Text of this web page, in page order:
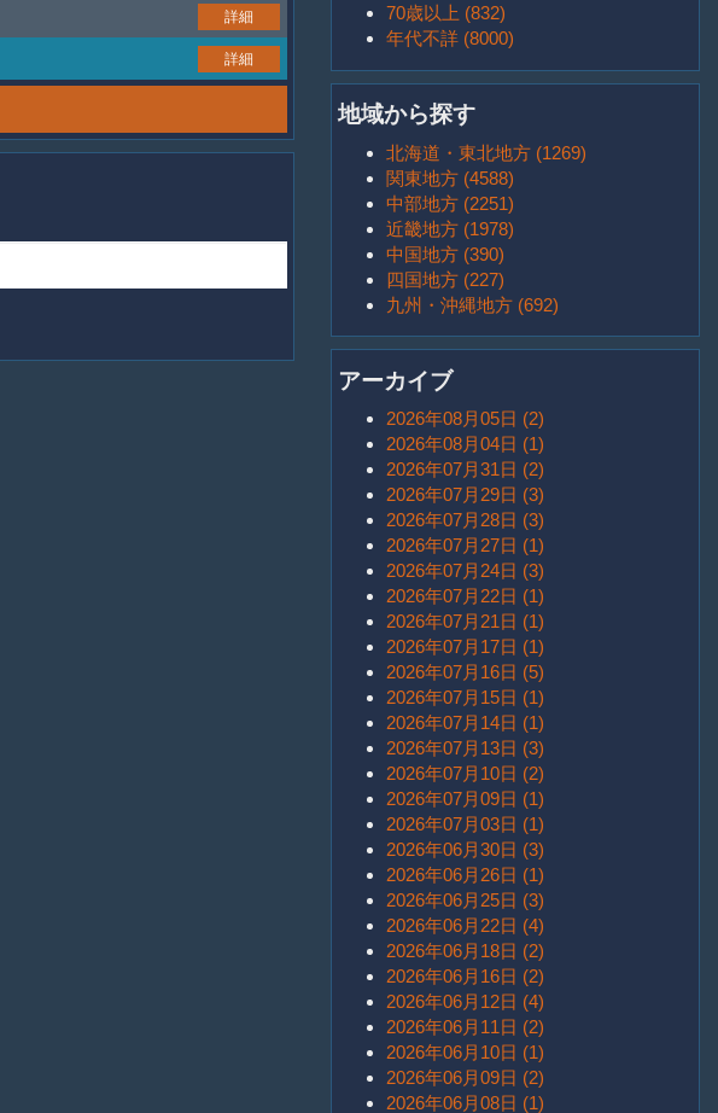
詳細
詳細
70歳以上 (832)
年代不詳 (8000)
地域から探す
北海道・東北地方 (1269)
関東地方 (4588)
中部地方 (2251)
近畿地方 (1978)
中国地方 (390)
四国地方 (227)
九州・沖縄地方 (692)
アーカイブ
2026年08月05日 (2)
2026年08月04日 (1)
2026年07月31日 (2)
2026年07月29日 (3)
2026年07月28日 (3)
2026年07月27日 (1)
2026年07月24日 (3)
2026年07月22日 (1)
2026年07月21日 (1)
2026年07月17日 (1)
2026年07月16日 (5)
2026年07月15日 (1)
2026年07月14日 (1)
2026年07月13日 (3)
2026年07月10日 (2)
2026年07月09日 (1)
2026年07月03日 (1)
2026年06月30日 (3)
2026年06月26日 (1)
2026年06月25日 (3)
2026年06月22日 (4)
2026年06月18日 (2)
2026年06月16日 (2)
2026年06月12日 (4)
2026年06月11日 (2)
2026年06月10日 (1)
2026年06月09日 (2)
2026年06月08日 (1)